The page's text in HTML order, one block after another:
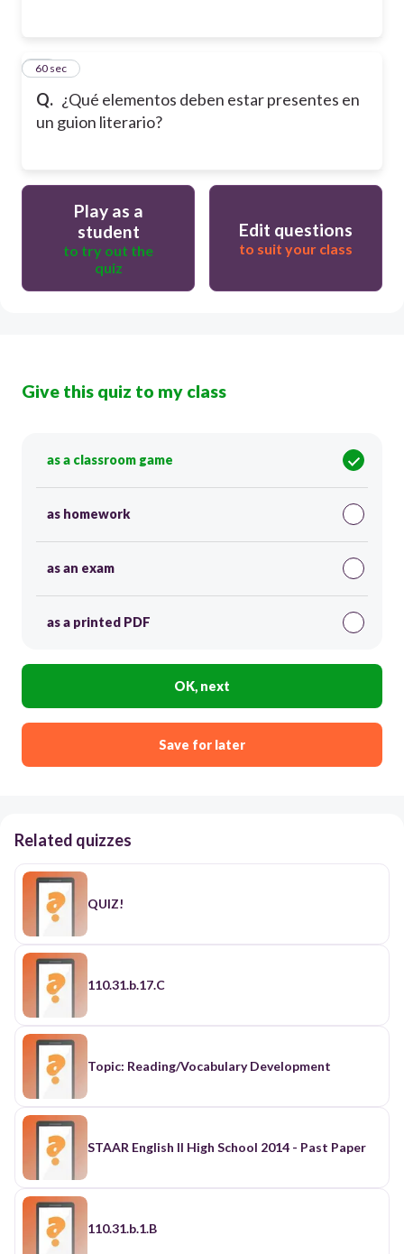
Q. ¿Qué elementos deben estar presentes en
un guion literario?
24
60 sec
Play as a
student
to try out the
quiz
Edit questions
to suit your class
Give this quiz to my class
as a classroom game
as homework
as an exam
as a printed PDF
OK, next
Save for later
Related quizzes
QUIZ!
110.31.b.17.C
Topic: Reading/Vocabulary Development
STAAR English II High School 2014 - Past Paper
110.31.b.1.B